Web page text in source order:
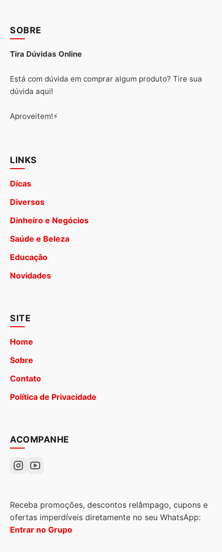
SOBRE
Tira Dúvidas Online
Está com dúvida em comprar algum produto? Tire sua
dúvida aqui!
Aproveitem!⚡
LINKS
Dicas
Diversos
Dinheiro e Negócios
Saúde e Beleza
Educação
Novidades
SITE
Home
Sobre
Contato
Política de Privacidade
ACOMPANHE
Receba promoções, descontos relâmpago, cupons e
ofertas imperdíveis diretamente no seu WhatsApp:
Entrar no Grupo